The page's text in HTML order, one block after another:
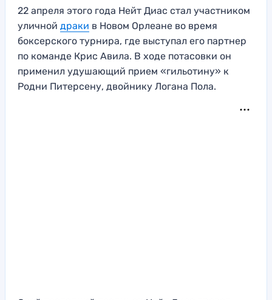
22 апреля этого года Нейт Диас стал участником
уличной драки в Новом Орлеане во время
боксерского турнира, где выступал его партнер
по команде Крис Авила. В ходе потасовки он
применил удушающий прием «гильотину» к
Родни Питерсену, двойнику Логана Пола.